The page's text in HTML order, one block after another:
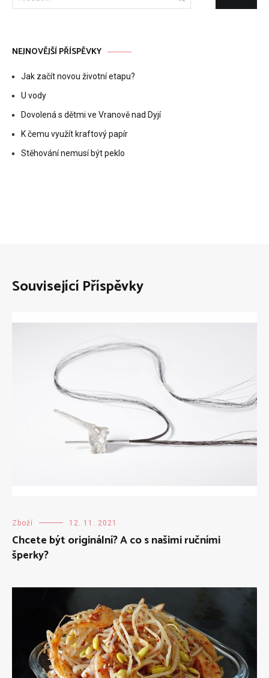
NEJNOVĚJŠÍ PŘÍSPĚVKY
Jak začít novou životní etapu?
U vody
Dovolená s dětmi ve Vranově nad Dyjí
K čemu využít kraftový papír
Stěhování nemusí být peklo
Související Příspěvky
Zboží 12. 11. 2021
Chcete být originální? A co s našimi ručními
šperky?